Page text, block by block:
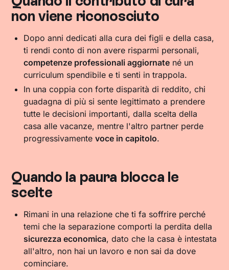
non viene riconosciuto
Dopo anni dedicati alla cura dei figli e della casa,
ti rendi conto di non avere risparmi personali,
competenze professionali aggiornate né un
curriculum spendibile e ti senti in trappola.
In una coppia con forte disparità di reddito, chi
guadagna di più si sente legittimato a prendere
tutte le decisioni importanti, dalla scelta della
casa alle vacanze, mentre l'altro partner perde
progressivamentevoce in capitolo.
Quando la paura blocca le
scelte
Rimani in una relazione che ti fa soffrire perché
temi che la separazione comporti la perdita della
sicurezza economica, dato che la casa è intestata
all'altro, non hai un lavoro e non sai da dove
cominciare.